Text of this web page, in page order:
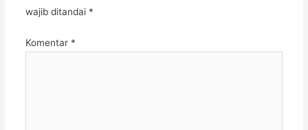
wajib ditandai *
Komentar *